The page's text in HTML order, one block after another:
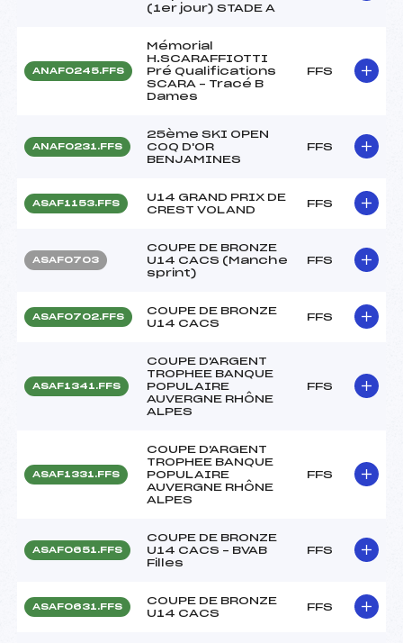
(1er jour) STADE A
ANAF0245.FFS
Mémorial
H.SCARAFFIOTTI
Pré Qualifications
SCARA – Tracé B
Dames
FFS
ANAF0231.FFS
25ème SKI OPEN
COQ D'OR
BENJAMINES
FFS
ASAF1153.FFS
U14 GRAND PRIX DE
CREST VOLAND
FFS
ASAF0703
COUPE DE BRONZE
U14 CACS (Manche
sprint)
FFS
ASAF0702.FFS
COUPE DE BRONZE
U14 CACS
FFS
ASAF1341.FFS
COUPE D'ARGENT
TROPHEE BANQUE
POPULAIRE
AUVERGNE RHÔNE
ALPES
FFS
ASAF1331.FFS
COUPE D'ARGENT
TROPHEE BANQUE
POPULAIRE
AUVERGNE RHÔNE
ALPES
FFS
ASAF0651.FFS
COUPE DE BRONZE
U14 CACS – BVAB
Filles
FFS
ASAF0631.FFS
COUPE DE BRONZE
U14 CACS
FFS